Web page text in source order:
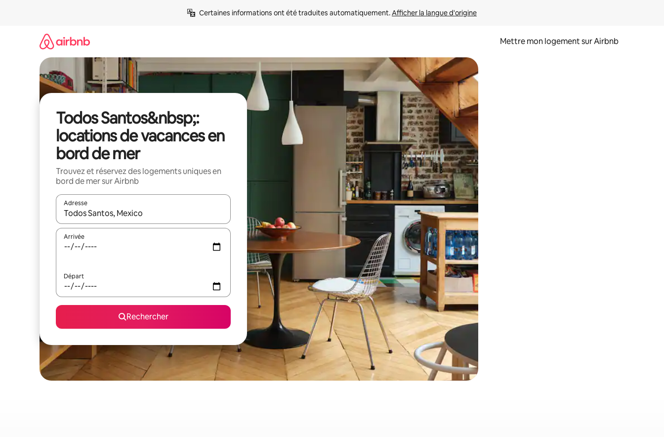
Certaines informations ont été traduites automatiquement. Afficher la langue d'origine
Mettre mon logement sur Airbnb
Todos Santos&nbsp;:
locations de vacances en
bord de mer
Trouvez et réservez des logements uniques en
bord de mer sur Airbnb
Adresse
Lorsque les résultats s'affichent, utilisez les flèches vers le haut et vers le bas pour les parcourir ou en appuyant et en faisant glisser.
Arrivée
Départ
Rechercher